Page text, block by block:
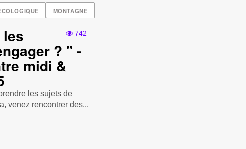
MONTAGNE
742
les
? " -
midi &
les sujets de
venez rencontrer des...